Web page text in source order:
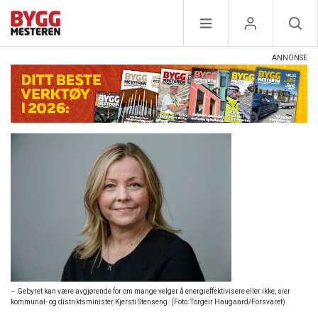
– Gebyret kan være avgjørende for om mange velger å energieffektivisere eller ikke, sier
kommunal- og distriktsminister.Kjersti Stenseng. (Foto: Torgeir Haugaard/Forsvaret)